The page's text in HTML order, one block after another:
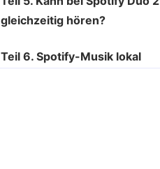
gleichzeitig hören?
Teil 6. Spotify-Musik lokal